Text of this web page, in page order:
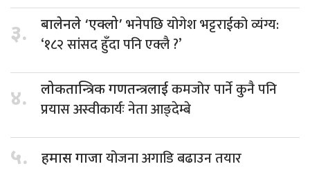
३. बालेनले ‘एक्लो’ भनेपछि योगेश भट्टराईको व्यंग्य:
‘१८२ सांसद हुँदा पनि एक्लै ?’
४. लोकतान्त्रिक गणतन्त्रलाईकमजोर पार्ने कुनै पनि
प्रयास अस्वीकार्यः नेता आङ्देम्बे
५. हमास गाजायोजना अगाडि बढाउन तयार